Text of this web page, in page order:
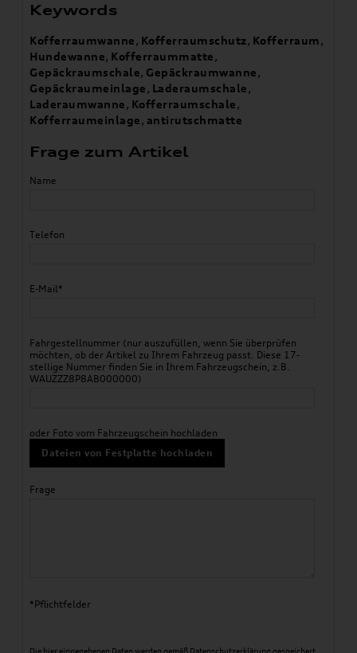
Keywords
Kofferraumwanne, Kofferraumschutz, Kofferraum,
Hundewanne, Kofferraummatte,
Gepäckraumschale, Gepäckraumwanne,
Gepäckraumeinlage, Laderaumschale,
Laderaumwanne, Kofferraumschale,
Kofferraumeinlage, antirutschmatte
Frage zum Artikel
Name
Telefon
E-Mail*
Fahrgestellnummer (nur auszufüllen, wenn Sie überprüfen
möchten, ob der Artikel zu Ihrem Fahrzeug passt. Diese 17-
stellige Nummer finden Sie in Ihrem Fahrzeugschein, z.B.
WAUZZZ8P8AB000000)
oder Foto vom Fahrzeugschein hochladen
Dateien von Festplatte hochladen
Frage
*Pflichtfelder
Die hier eingegebenen Daten werden gemäß Datenschutzerklärung gespeichert